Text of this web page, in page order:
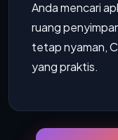
Anda mencari
ruang
tetap nyaman,
yang praktis.